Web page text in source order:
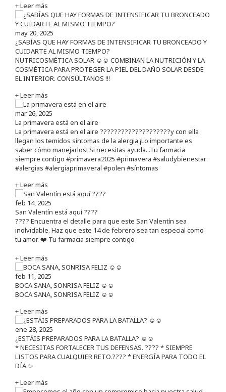
+ Leer más
may 20, 2025
¿SABÍAS QUE HAY FORMAS DE INTENSIFICAR TU BRONCEADO Y
CUIDARTE AL MISMO TIEMPO?
NUTRICOSMÉTICA SOLAR ☺️☺️ COMBINAN LA NUTRICIÓN Y LA
COSMÉTICA PARA PROTEGER LA PIEL DEL DAÑO SOLAR DESDE
EL INTERIOR. CONSÚLTANOS !!!
+ Leer más
mar 26, 2025
La primavera está en el aire
La primavera está en el aire ????????????????????y con ella
llegan los temidos síntomas de la alergia ¡Lo importante es
saber cómo manejarlos! Si necesitas ayuda...Tu farmacia
siempre contigo #primavera2025 #primavera #saludybienestar
#alergias #alergiaprimaveral #polen #síntomas
+ Leer más
feb 14, 2025
San Valentín está aquí ????
???? Encuentra el detalle para que este San Valentín sea
inolvidable. Haz que este 14 de febrero sea tan especial como
tu amor. ❤️ Tu farmacia siempre contigo
+ Leer más
feb 11, 2025
BOCA SANA, SONRISA FELIZ ☺️☺️
BOCA SANA, SONRISA FELIZ ☺️☺️
+ Leer más
ene 28, 2025
¿ESTÁIS PREPARADOS PARA LA BATALLA? ☺️☺️
* NECESITAS FORTALECER TUS DEFENSAS. ????️ * SIEMPRE
LISTOS PARA CUALQUIER RETO.???? * ENERGÍA PARA TODO EL
DÍA.✨
+ Leer más